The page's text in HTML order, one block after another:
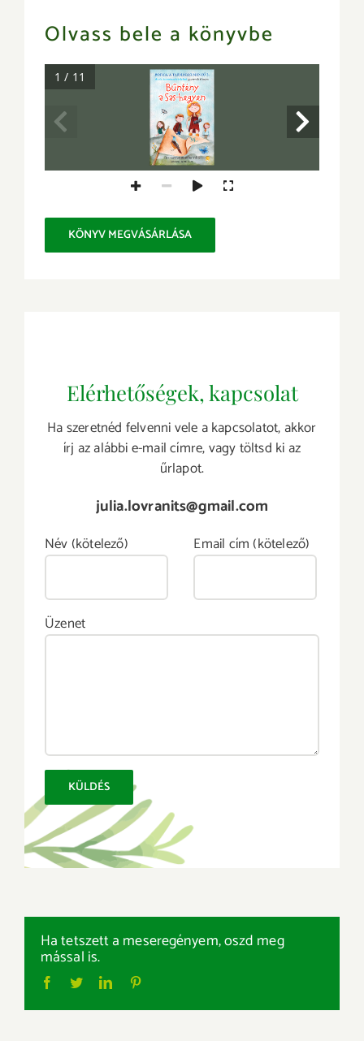
Olvass bele a könyvbe
1 / 11
KÖNYV MEGVÁSÁRLÁSA
Elérhetőségek, kapcsolat
Ha szeretnéd felvenni vele a kapcsolatot, akkor
írj az alábbi e-mail címre, vagy töltsd ki az
űrlapot.
julia.lovranits@gmail.com
Név (kötelező) Email cím (kötelező)
Üzenet
Ha tetszett a meseregényem, oszd meg
mással is.
Facebook
TwitterLinkedInPinterest